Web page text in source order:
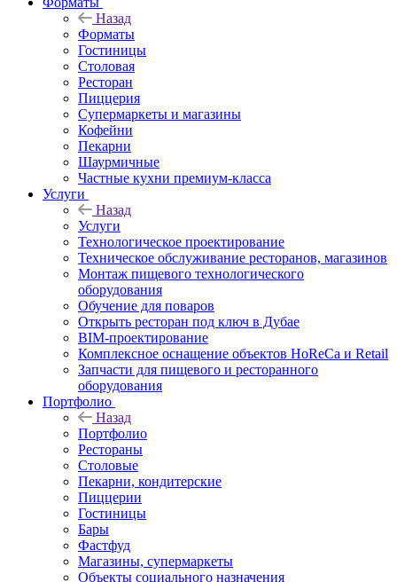
Назад
Форматы
Гостиницы
Столовая
Ресторан
Пиццерия
Супермаркеты и магазины
Кофейни
Пекарни
Шаурмичные
Частные кухни премиум-класса
Услуги
Назад
Услуги
Технологическое проектирование
Техническое обслуживание ресторанов, магазинов
Монтаж пищевого технологического
оборудования
Обучение для поваров
Открыть ресторан под ключ в Дубае
BIM-проектирование
Комплексное оснащение объектов HoReCa и Retail
Запчасти для пищевого и ресторанного
оборудования
Портфолио
Назад
Портфолио
Рестораны
Столовые
Пекарни, кондитерские
Пиццерии
Гостиницы
Бары
Фастфуд
Магазины, супермаркеты
Объекты социального назначения